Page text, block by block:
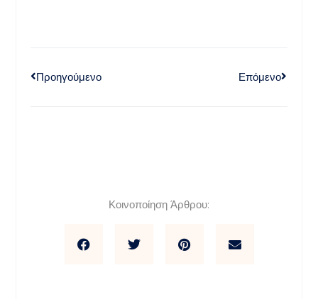
Προηγούμενο Επόμενο
Κοινοποίηση Άρθρου: